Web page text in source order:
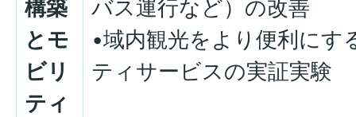
構築
とモ
ビリ
ティ
バス運行など）の改善
•域内観光をより便利に
ティサービスの実証実験